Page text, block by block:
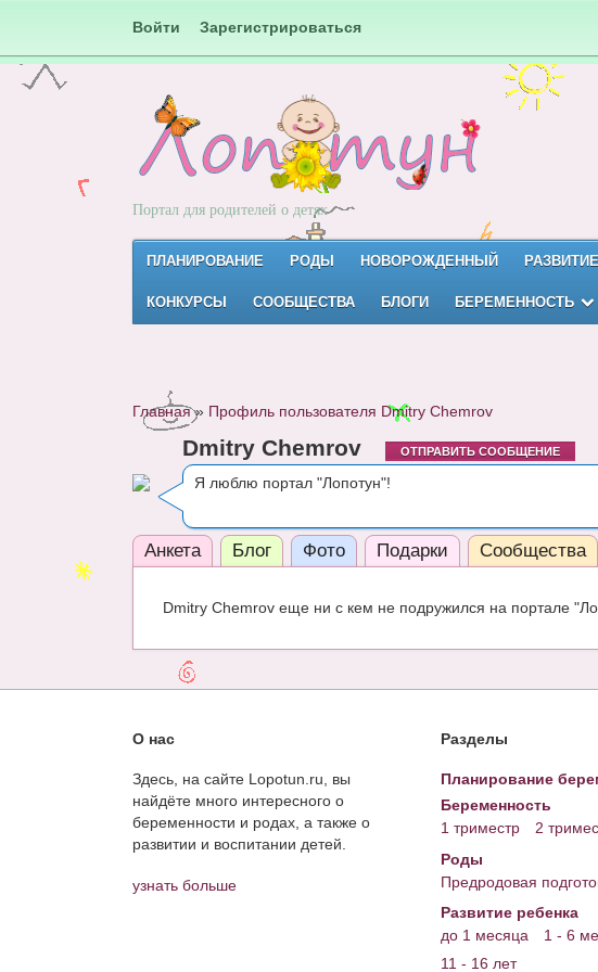
Войти Зарегистрироваться
Портал для родителей о детях
ПЛАНИРОВАНИЕ РОДЫ НОВОРОЖДЕННЫЙ РАЗВИТИЕ
КОНКУРСЫ СООБЩЕСТВА БЛОГИ БЕРЕМЕННОСТЬ
Главная» Профиль пользователя Dmitry Chemrov
Dmitry Chemrov ОТПРАВИТЬ СООБЩЕНИЕ
Я люблю портал "Лопотун"!
Анкета Блог Фото Подарки Сообщества
Dmitry Chemrov еще ни с кем не подружился на портале
О нас
Здесь, на сайте Lopotun.ru, вы
найдёте много интересного о
беременности и родах, а также о
развитии и воспитании детей.
узнать больше
Разделы
Планирование
Беременность
1 триместр
2
Роды
Предродовая
Развитие ребенка
до 1 месяца
1 - 6
11 - 16 лет